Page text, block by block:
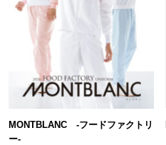
MONTBLANC -フードファクトリ
ー-